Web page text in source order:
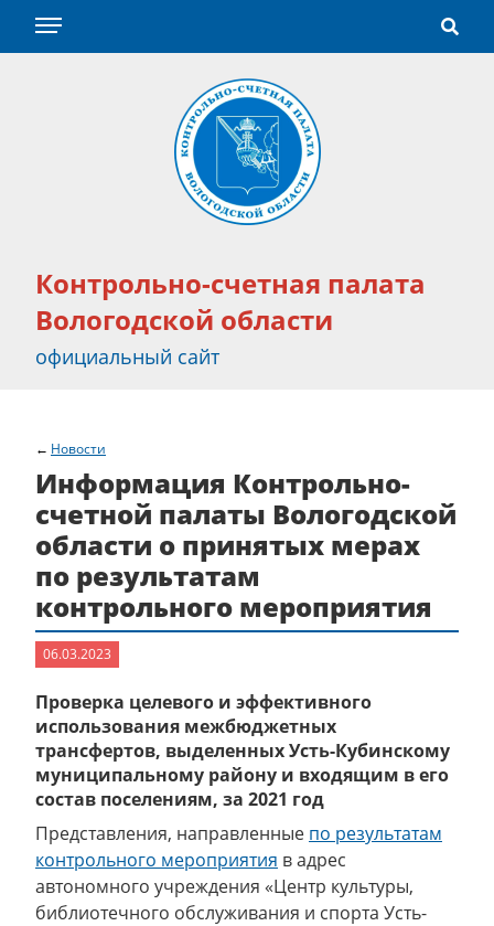
Контрольно-счетная палата
Вологодской области
официальный сайт
Новости
Информация Контрольно-
счетной палаты Вологодской
области о принятых мерах
по результатам
контрольного мероприятия
06.03.2023
Проверка целевого и эффективного
использования межбюджетных
трансфертов, выделенных Усть-Кубинскому
муниципальному району и входящим в его
состав поселениям, за 2021 год
Представления, направленные по результатам
контрольного мероприятия в адрес
автономного учреждения «Центр культуры,
библиотечного обслуживания и спорта Усть-